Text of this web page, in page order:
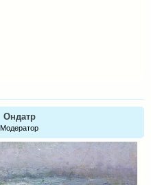
Ондатр
Модератор